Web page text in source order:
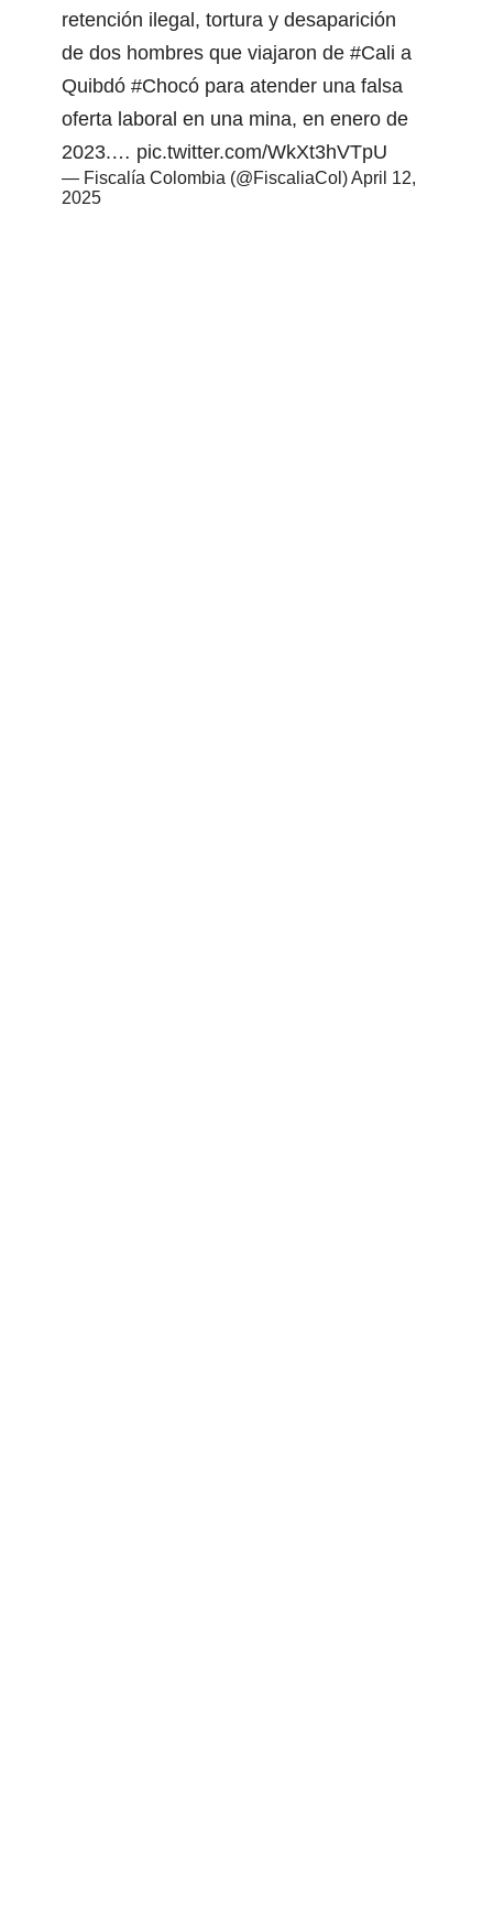
retención ilegal, tortura y desaparición
de dos hombres que viajaron de #Cali a
Quibdó #Chocó para atender una falsa
oferta laboral en una mina, en enero de
2023.… pic.twitter.com/WkXt3hVTpU
— Fiscalía Colombia (@FiscaliaCol)April 12,
2025